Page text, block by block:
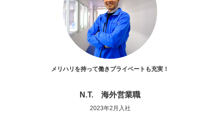
メリハリを持って働きプライベートも充実！
N.T. 海外営業職
2023年2月入社